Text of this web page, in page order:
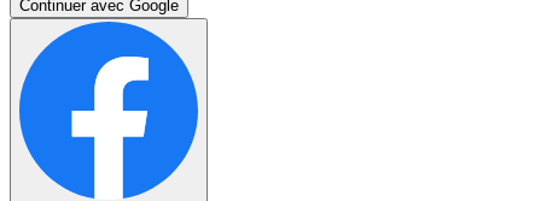
Continuer avec Google